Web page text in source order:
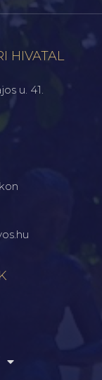
HIVATAL
u. 41.